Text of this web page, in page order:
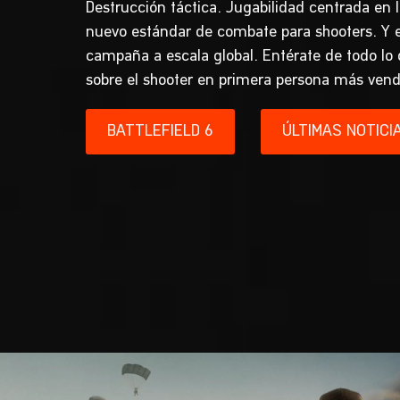
Destrucción táctica. Jugabilidad centrada en
nuevo estándar de combate para shooters. Y
campaña a escala global. Entérate de todo lo
sobre el shooter en primera persona más